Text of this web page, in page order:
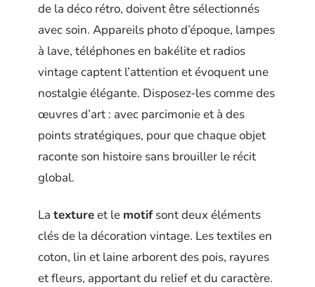
de la déco rétro, doivent être sélectionnés
avec soin. Appareils photo d’époque, lampes
à lave, téléphones en bakélite et radios
vintage captent l’attention et évoquent une
nostalgie élégante. Disposez-les comme des
œuvres d’art : avec parcimonie et à des
points stratégiques, pour que chaque objet
raconte son histoire sans brouiller le récit
global.
La textureet le motifsont deux éléments
clés de la décoration vintage. Les textiles en
coton, lin et laine arborent des pois, rayures
et fleurs, apportant du relief et du caractère.